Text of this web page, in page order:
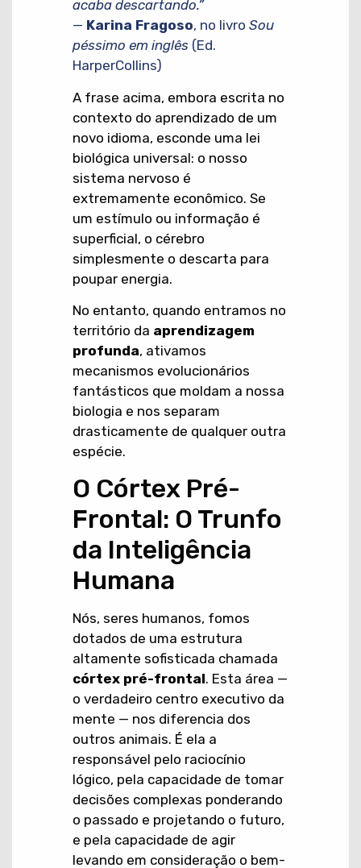
acaba descartando.”
— Karina Fragoso, no livro Sou
péssimo em inglês (Ed.
HarperCollins)
A frase acima, embora escrita no
contexto do aprendizado de um
novo idioma, esconde uma lei
biológica universal: o nosso
sistema nervoso é
extremamente econômico. Se
um estímulo ou informação é
superficial, o cérebro
simplesmente o descarta para
poupar energia.
No entanto, quando entramos no
território da aprendizagem
profunda, ativamos
mecanismos evolucionários
fantásticos que moldam a nossa
biologia e nos separam
drasticamente de qualquer outra
espécie.
O Córtex Pré-
Frontal: O Trunfo
da Inteligência
Humana
Nós, seres humanos, fomos
dotados de uma estrutura
altamente sofisticada chamada
córtex pré-frontal. Esta área —
o verdadeiro centro executivo da
mente — nos diferencia dos
outros animais. É ela a
responsável pelo raciocínio
lógico, pela capacidade de tomar
decisões complexas ponderando
o passado e projetando o futuro,
e pela capacidade de agir
levando em consideração o bem-